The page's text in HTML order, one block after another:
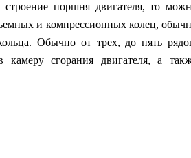
строение поршня двигателя, то
и компрессионных колец,
Обычно от трех, до пять
сгорания двигателя, а